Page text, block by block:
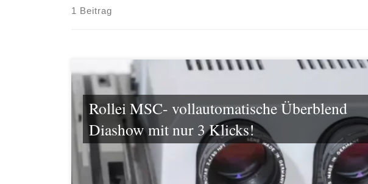
1 Beitrag
Rollei MSC- vollautomatische Überblend
Diashow mit nur 3 Klicks!